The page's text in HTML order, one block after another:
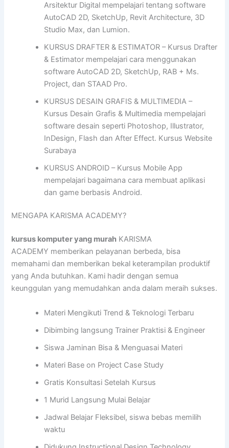
Arsitektur Digital mempelajari tentang software
AutoCAD 2D, SketchUp, Revit Architecture, 3D
Studio Max, dan Lumion.
KURSUS DRAFTER & ESTIMATOR – Kursus Drafter
& Estimator mempelajari cara menggunakan
software AutoCAD 2D, SketchUp, RAB + Ms.
Project, dan STAAD Pro.
KURSUS DESAIN GRAFIS & MULTIMEDIA –
Kursus Desain Grafis & Multimedia mempelajari
software desain seperti Photoshop, Illustrator,
InDesign, Flash dan After Effect. Kursus Website
Surabaya
KURSUS ANDROID – Kursus Mobile App
mempelajari bagaimana cara membuat aplikasi
dan game berbasis Android.
MENGAPA KARISMA ACADEMY?
kursus komputer yang murah KARISMA
ACADEMY memberikan pelayanan berbeda, bisa
memahami dan memberikan bekal keterampilan produktif
yang Anda butuhkan. Kami hadir dengan semua
keunggulan yang memudahkan anda dalam meraih sukses.
Materi Mengikuti Trend & Teknologi Terbaru
Dibimbing langsung Trainer Praktisi & Engineer
Siswa Jaminan Bisa & Menguasai Materi
Materi Base on Project Case Study
Gratis Konsultasi Setelah Kursus
1 Murid Langsung Mulai Belajar
Jadwal Belajar Fleksibel, siswa bebas memilih
waktu